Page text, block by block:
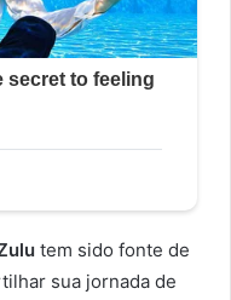
tem sido fonte de
sua jornada de